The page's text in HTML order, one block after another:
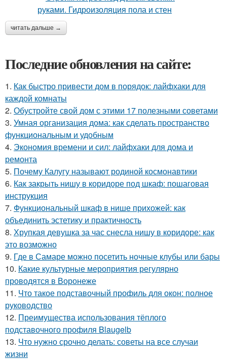
читать дальше →
Последние обновления на сайте:
1. Как быстро привести дом в порядок: лайфхаки для
каждой комнаты
2. Обустройте свой дом с этими 17 полезными советами
3. Умная организация дома: как сделать пространство
функциональным и удобным
4. Экономия времени и сил: лайфхаки для дома и
ремонта
5. Почему Калугу называют родиной космонавтики
6. Как закрыть нишу в коридоре под шкаф: пошаговая
инструкция
7. Функциональный шкаф в нише прихожей: как
объединить эстетику и практичность
8. Хрупкая девушка за час снесла нишу в коридоре: как
это возможно
9. Где в Самаре можно посетить ночные клубы или бары
10. Какие культурные мероприятия регулярно
проводятся в Воронеже
11. Что такое подставочный профиль для окон: полное
руководство
12. Преимущества использования тёплого
подставочного профиля Blaugelb
13. Что нужно срочно делать: советы на все случаи
жизни